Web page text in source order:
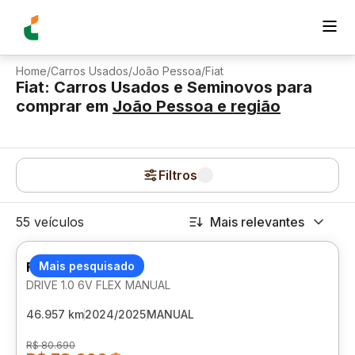
Home/Carros Usados/João Pessoa/Fiat
Fiat: Carros Usados e Seminovos para
comprar em João Pessoa e região
Filtros
55 veículos Mais relevantes
Mais pesquisado
FIAT CRONOS
DRIVE 1.0 6V FLEX MANUAL
46.957 km2024/2025MANUAL
R$ 80.690